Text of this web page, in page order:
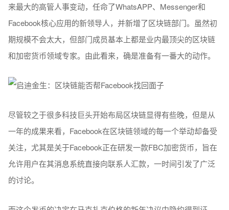
来最大的高管人事变动，任命了WhatsAPP、Messenger和
Facebook核心应用的新领导人，并新增了区块链部门。虽然初
期规模不会太大，但部门成员基本上都是业内最顶尖的区块链
和加密货币领域专家。由此看来，确是准备有一番大的动作。
尽管较之于很多科技巨头开始布局区块链显得有些晚，但是从
一年的成果来看，Facebook在区块链领域的每一个举动却备受
关注，尤其是关于Facebook正在研发一款FBC加密货币，旨在
允许用户在其消息系统直接向联系人汇款，一时间引发了广泛
的讨论。